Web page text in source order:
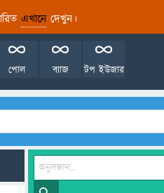
এখানেদেখুন।
টপ ইউজার
ব্যাজ
পোল